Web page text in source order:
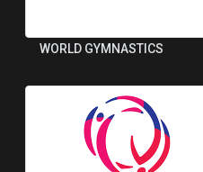
WORLD GYMNASTICS